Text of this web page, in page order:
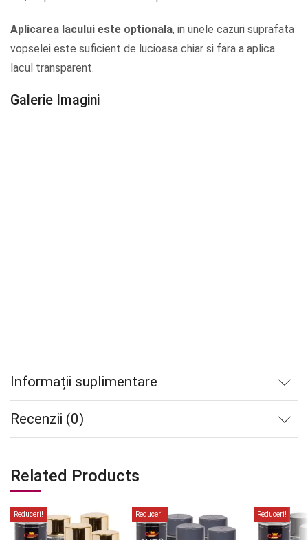
Aplicarea lacului este optionala, in unele cazuri suprafata
vopselei este suficient de lucioasa chiar si fara a aplica
lacul transparent.
Galerie Imagini
Informații suplimentare
Recenzii (0)
Related Products
Reduceri! Reduceri! Reduceri!